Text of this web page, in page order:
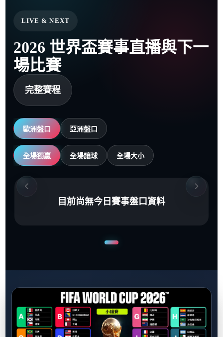
LIVE & NEXT
2026 世界盃賽事直播與下一
場比賽
完整賽程
歐洲盤口 亞洲盤口
全場獨贏 全場讓球 全場大小
目前尚無今日賽事盤口資料